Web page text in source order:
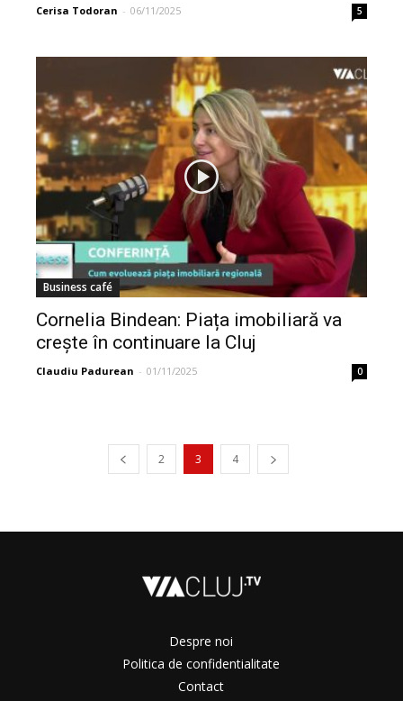
Cerisa Todoran - 06/11/2025 5
Business café
Cornelia Bindean: Piața imobiliară va
crește în continuare la Cluj
Claudiu Padurean - 01/11/2025 0
2 3 4
Despre noi
Politica de confidentialitate
Contact